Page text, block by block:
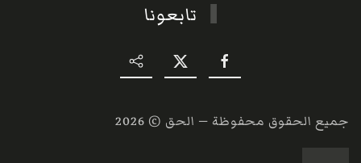
تابعونا
جميع الحقوق محفوظة — الحق © 2026